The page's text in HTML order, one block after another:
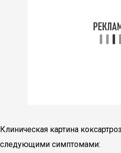
Клиническая картина
следующими симптомами: